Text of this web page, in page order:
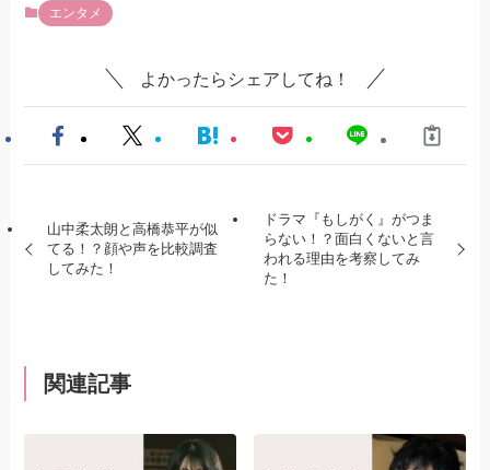
エンタメ
よかったらシェアしてね！
山中柔太朗と高橋恭平が似
てる！？顔や声を比較調査
してみた！
ドラマ『もしがく』がつま
らない！？面白くないと言
われる理由を考察してみ
た！
関連記事